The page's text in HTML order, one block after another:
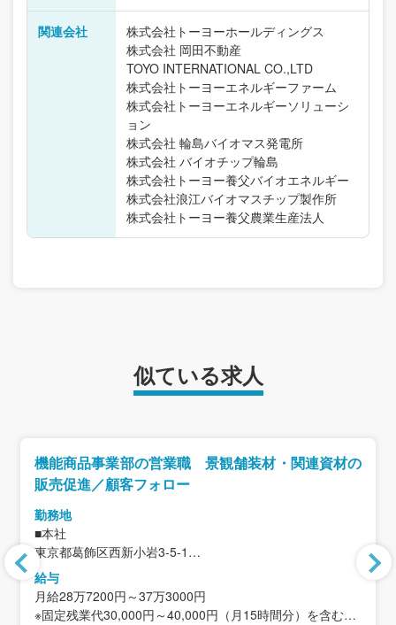
関連会社
株式会社トーヨーホールディングス
株式会社 岡田不動産
TOYO INTERNATIONAL CO.,LTD
株式会社トーヨーエネルギーファーム
株式会社トーヨーエネルギーソリューシ
ョン
株式会社 輪島バイオマス発電所
株式会社 バイオチップ輪島
株式会社トーヨー養父バイオエネルギー
株式会社浪江バイオマスチップ製作所
株式会社トーヨー養父農業生産法人
似ている求人
機能商品事業部の営業職 景観舗装材・関連資材の
販売促進／顧客フォロー
勤務地
■本社
東京都葛飾区西新小岩3-5-1
＜アクセス＞
JR総武線「新小岩駅」北口より徒歩14分
給与
月給28万7200円～37万3000円
※固定残業代30,000円～40,000円（月15時間分）を含む。